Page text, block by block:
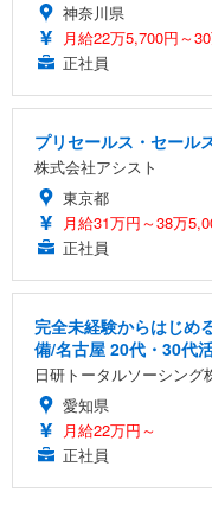
神奈川県
月給22万5,700円～
正社員
プリセールス・セール
株式会社アシスト
東京都
月給31万円～38万
正社員
完全未経験からはじめ
備/名古屋 20代・30代
日研トータルソーシング
愛知県
月給22万円～
正社員